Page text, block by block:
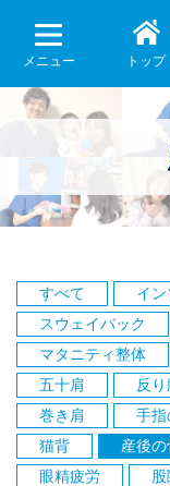
メニュー トップ
すべて イ
スウェイバック
マタニティ整体
五十肩
反
巻き肩
手指
猫背
産後
眼精疲労